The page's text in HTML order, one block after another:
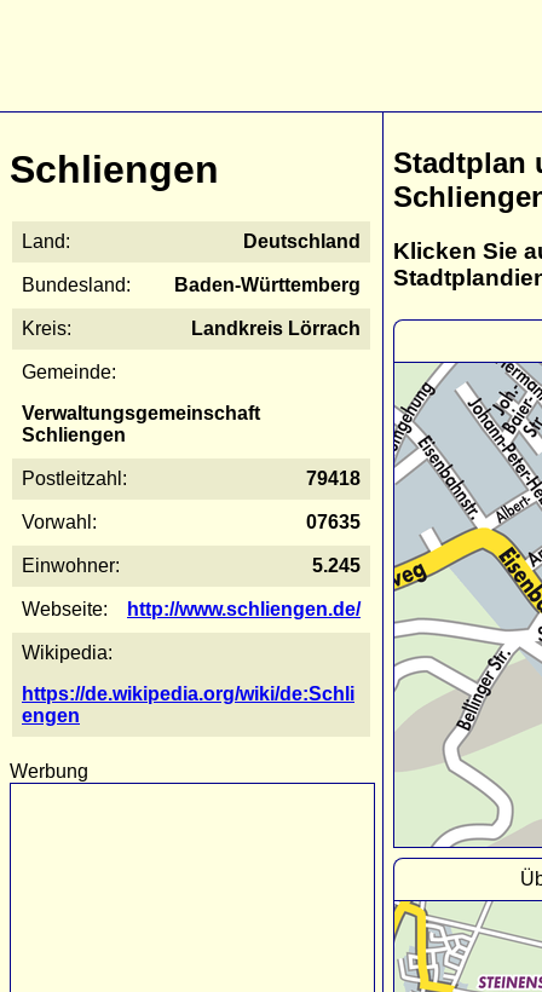
Schliengen
Land: Deutschland
Bundesland: Baden-Württemberg
Kreis: Landkreis Lörrach
Gemeinde:
Verwaltungsgemeinschaft
Schliengen
Postleitzahl: 79418
Vorwahl: 07635
Einwohner: 5.245
Webseite: http://www.schliengen.de/
Wikipedia:
https://de.wikipedia.org/wiki/de:Schli
engen
Werbung
Stadtplan
Klicken Sie